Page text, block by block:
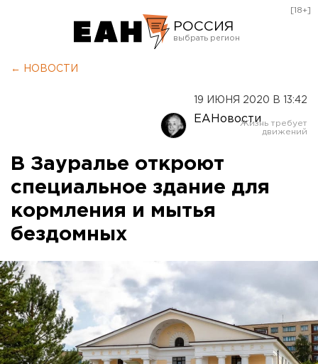
РОССИЯ
Оренбург
[18+]
← НОВОСТИ
19 ИЮНЯ 2020 В 13:42
ЕАНовости
В Зауралье откроют
специальное здание для
кормления и мытья
бездомных